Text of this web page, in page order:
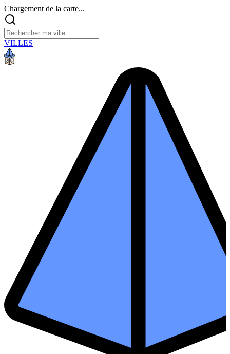
Chargement de la carte...
VILLES